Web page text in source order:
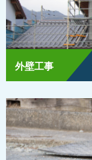
外壁工事